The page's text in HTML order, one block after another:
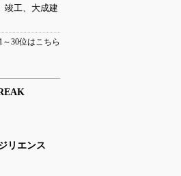
竣工、大成建
～30位はこちら
リエンス